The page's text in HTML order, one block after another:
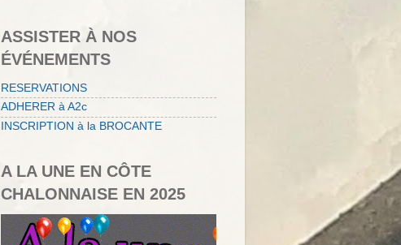
ASSISTER À NOS
ÉVÉNEMENTS
RESERVATIONS
ADHERER à A2c
INSCRIPTION à la BROCANTE
A LA UNE EN CÔTE
CHALONNAISE EN 2025